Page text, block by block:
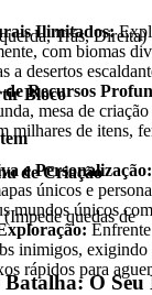
Ilimitados:
com biomas
a desertos
de Recursos
mesa de
milhares de itens,
e Personalização:
únicos e
mundos únicos
inimigos, exigindo
rápidos para
Trás, Direita)
Bloco
de Criação
(Impede quedas de
O